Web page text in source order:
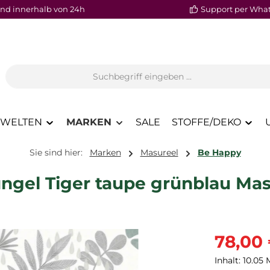
innerhalb von 24h Support per
MARKEN SALE STOFFE/DEKO
Sie sind hier: Marken Masureel Be Happy
Tiger taupe grünblau
78,00
Inhalt: 10.05